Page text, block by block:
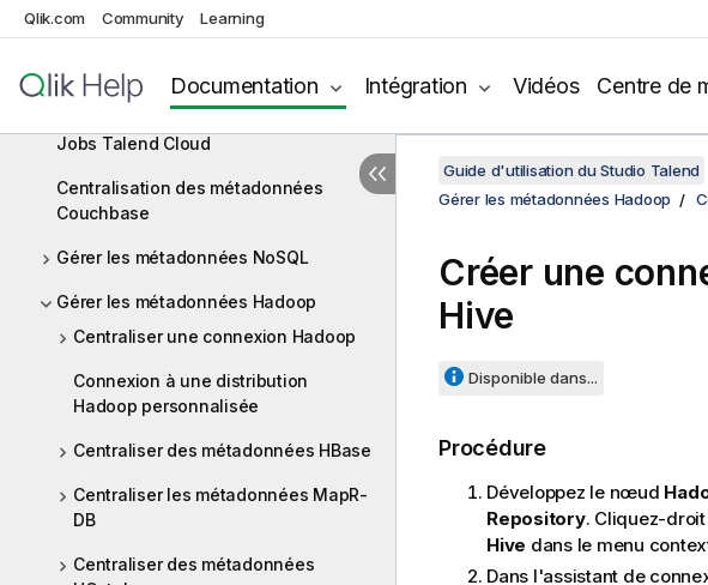
Qlik.com Community Learning
Documentation Intégration Vidéos Centre de
centralisées dans un Job
Jobs Talend Cloud
Centralisation des métadonnées
Couchbase
Gérer les métadonnées NoSQL
Gérer les métadonnées Hadoop
Centraliser une connexion Hadoop
Connexion à une distribution
Hadoop personnalisée
Centraliser des métadonnées HBase
Centraliser les métadonnées MapR-
DB
Centraliser des métadonnées
Guide d'utilisation du Studio Talend
Gérer les métadonnées Hadoop
Créer une
Hive
Disponible dans...
Procédure
Développez le nœud
Repository. Cliquez-
Hive dans le menu
Dans l'assistant de